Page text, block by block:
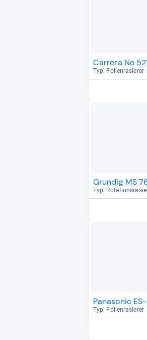
Carrera No
Typ: Foli­en­ra­sie­rer
Grundig MS
Typ:
Panasonic
Typ: Foli­en­ra­sie­rer